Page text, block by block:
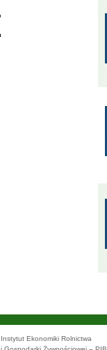
Instytut Ekonomiki Rolnictwa